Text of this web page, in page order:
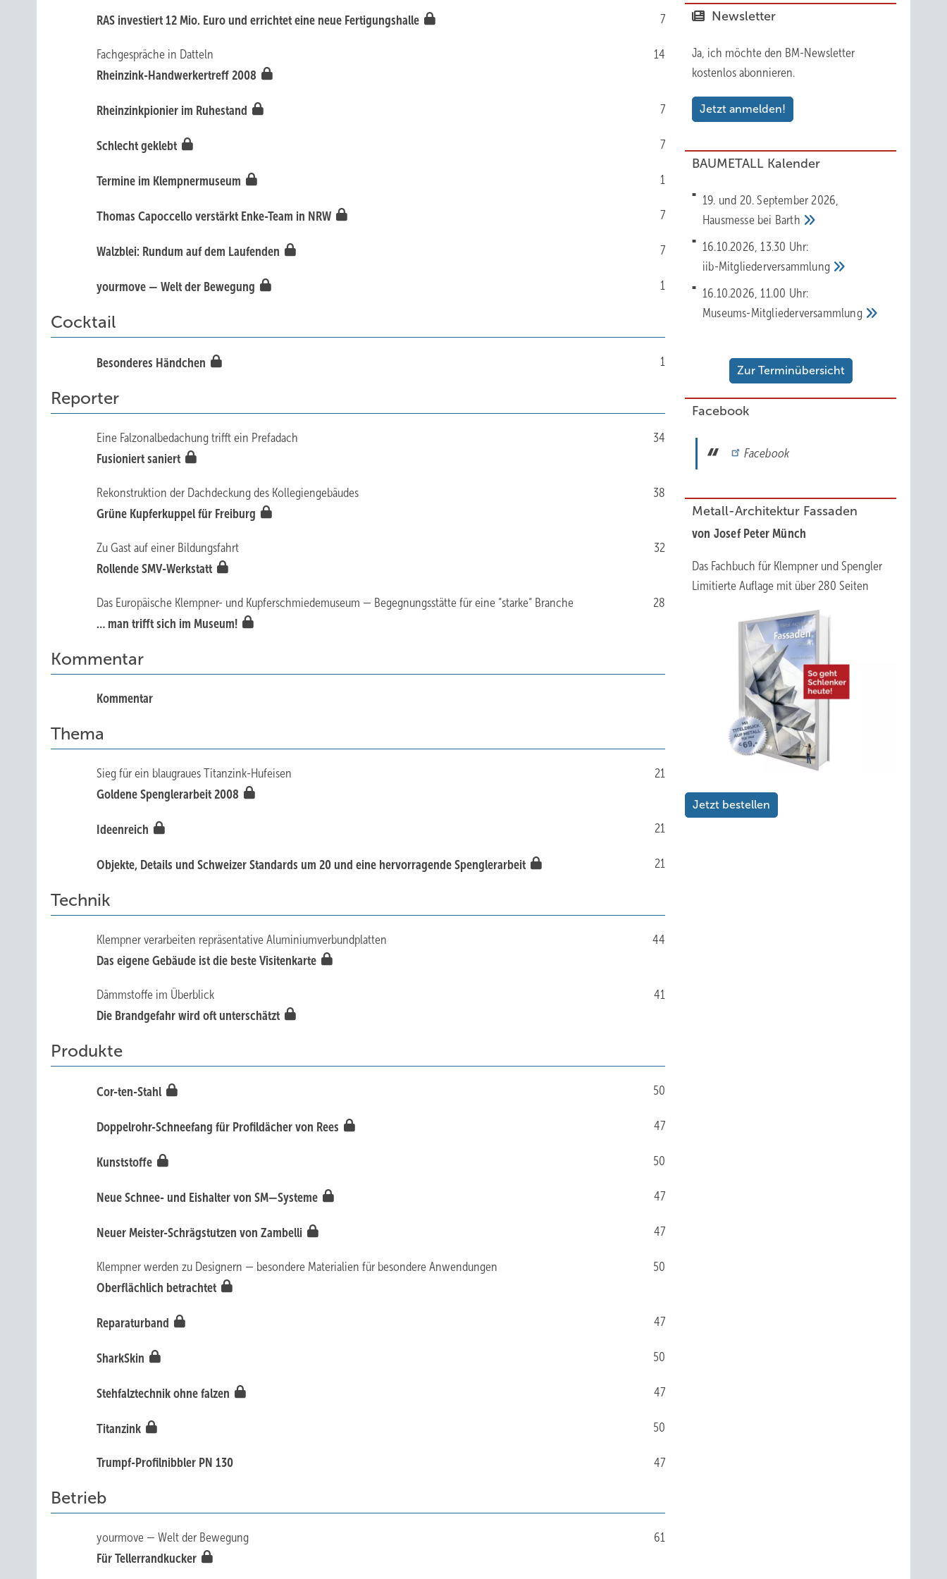
7
RAS investiert 12 Mio. Euro und errichtet eine neue Fertigungshalle
14
Fachgespräche in Datteln
Rheinzink-Handwerkertreff 2008
7
Rheinzinkpionier im Ruhestand
7
Schlecht geklebt
1
Termine im Klempnermuseum
7
Thomas Capoccello verstärkt Enke-Team in NRW
7
Walzblei: Rundum auf dem Laufenden
1
yourmove — Welt der Bewegung
Cocktail
1
Besonderes Händchen
Reporter
34
Eine Falzonalbedachung trifft ein Prefadach
Fusioniert saniert
38
Rekonstruktion der Dachdeckung des Kollegiengebäudes
Grüne Kupferkuppel für Freiburg
32
Zu Gast auf einer Bildungsfahrt
Rollende SMV-Werkstatt
28
Das Europäische Klempner- und Kupferschmiedemuseum — Begegnungsstätte für eine “starke“ Branche
… man trifft sich im Museum!
Kommentar
Kommentar
Thema
21
Sieg für ein blaugraues Titanzink-Hufeisen
Goldene Spenglerarbeit 2008
21
Ideenreich
21
Objekte, Details und Schweizer Standards um 20 und eine hervorragende Spenglerarbeit
Technik
44
Klempner verarbeiten repräsentative Aluminiumverbundplatten
Das eigene Gebäude ist die beste Visitenkarte
41
Dämmstoffe im Überblick
Die Brandgefahr wird oft unterschätzt
Produkte
50
Cor-ten-Stahl
47
Doppelrohr-Schneefang für Profildächer von Rees
50
Kunststoffe
47
Neue Schnee- und Eishalter von SM—Systeme
47
Neuer Meister-Schrägstutzen von Zambelli
50
Klempner werden zu Designern — besondere Materialien für besondere Anwendungen
Oberflächlich betrachtet
47
Reparaturband
50
SharkSkin
47
Stehfalztechnik ohne falzen
50
Titanzink
47
Trumpf-Profilnibbler PN 130
Betrieb
61
yourmove — Welt der Bewegung
Für Tellerrandkucker
Newsletter
Ja, ich möchte den BM-Newsletter
kostenlos abonnieren.
Jetzt anmelden!
BAUMETALL Kalender
19. und 20. September 2026,
Hausmesse bei Barth
16.10.2026, 13.30 Uhr:
iib-Mitgliederversammlung
16.10.2026, 11.00 Uhr:
Museums-Mitgliederversammlung
Zur Terminübersicht
Facebook
Facebook
Metall-Architektur Fassaden
von Josef Peter Münch
Das Fachbuch für Klempner und Spengler
Limitierte Auflage mit über 280 Seiten
Jetzt bestellen